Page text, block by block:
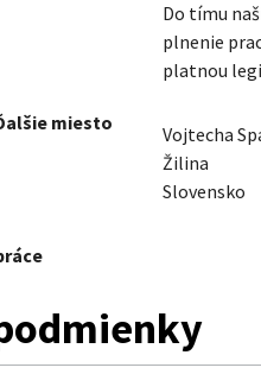
Do tímu
plnenie
platnou
miesto
Vojtecha
Žilina
Slovensko